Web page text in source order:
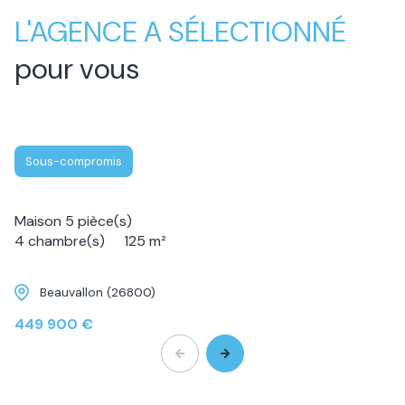
L'AGENCE A SÉLECTIONNÉ
pour vous
Sous-compromis
Maison 5 pièce(s)
4 chambre(s)
125 m²
Beauvallon (26800)
449 900 €